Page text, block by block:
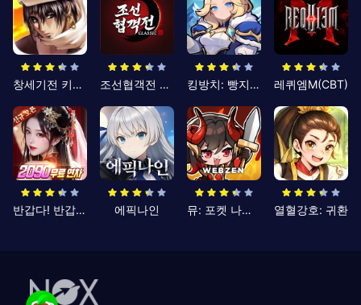
창세기전 키우기 조선협객전 클래식 킹방치: 빵지의 제왕 레퀴엠M(CBT)
반갑다! 반갑삼국지 에픽나인 뮤: 포켓 나이츠 열혈강호: 귀환